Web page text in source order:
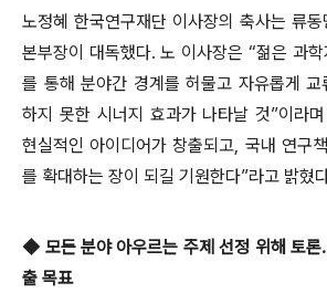
노정혜 한국연구재단 이사장의 축사는 류
본부장이 대독했다. 노 이사장은 “젊은 과
를 통해 분야간 경계를 허물고 자유롭게
하지 못한 시너지 효과가 나타날 것”이라
현실적인 아이디어가 창출되고, 국내 연구
를 확대하는 장이 되길 기원한다”라고 밝혔
◆ 모든 분야 아우르는 주제 선정 위해 토
출 목표